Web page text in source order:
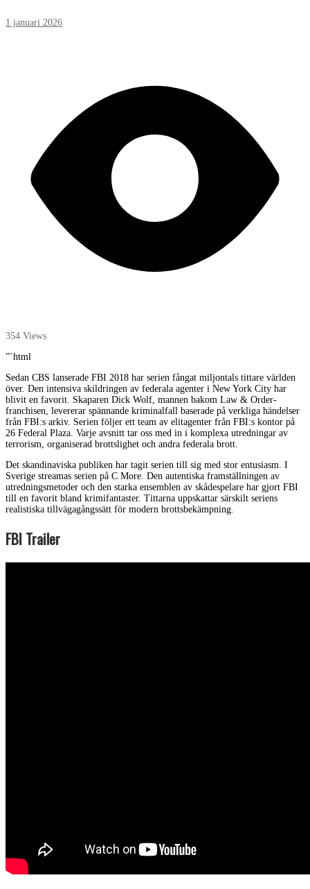
1 januari 2026
354 Views
”`html
Sedan CBS lanserade FBI 2018 har serien fångat miljontals tittare världen
över. Den intensiva skildringen av federala agenter i New York City har
blivit en favorit. Skaparen Dick Wolf, mannen bakom Law & Order-
franchisen, levererar spännande kriminalfall baserade på verkliga händelser
från FBI:s arkiv. Serien följer ett team av elitagenter från FBI:s kontor på
26 Federal Plaza. Varje avsnitt tar oss med in i komplexa utredningar av
terrorism, organiserad brottslighet och andra federala brott.
Det skandinaviska publiken har tagit serien till sig med stor entusiasm. I
Sverige streamas serien på C More. Den autentiska framställningen av
utredningsmetoder och den starka ensemblen av skådespelare har gjort FBI
till en favorit bland krimifantaster. Tittarna uppskattar särskilt seriens
realistiska tillvägagångssätt för modern brottsbekämpning.
FBI Trailer